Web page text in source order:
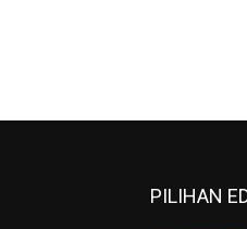
PILIHAN